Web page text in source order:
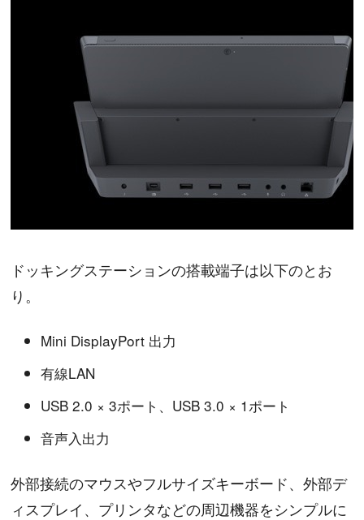
ドッキングステーションの搭載端子は以下のとお
り。
Mini DisplayPort 出力
有線LAN
USB 2.0 × 3ポート、USB 3.0 × 1ポート
音声入出力
外部接続のマウスやフルサイズキーボード、外部デ
ィスプレイ、プリンタなどの周辺機器をシンプルに